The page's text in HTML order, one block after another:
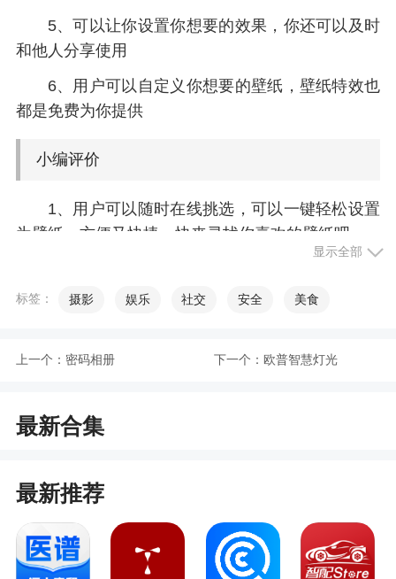
5、可以让你设置你想要的效果，你还可以及时
和他人分享使用
6、用户可以自定义你想要的壁纸，壁纸特效也
都是免费为你提供
小编评价
1、用户可以随时在线挑选，可以一键轻松设置
为壁纸，方便又快捷，快来寻找你喜欢的壁纸吧
款拥有大量影视，电影资源的版本，但是值得注意
版本吧
多，每个用户都可以来这及时挑选你想看的优质壁
有不同的心情，你也可以设置你的壁纸特效，让你
使用起来更省心
显示全部
标签： 摄影 娱乐 社交 安全 美食
上一个： 密码相册 下一个： 欧普智慧灯光
最新合集
最新推荐